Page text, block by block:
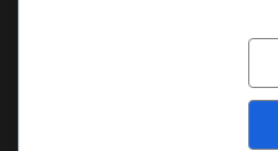
בע"מ |